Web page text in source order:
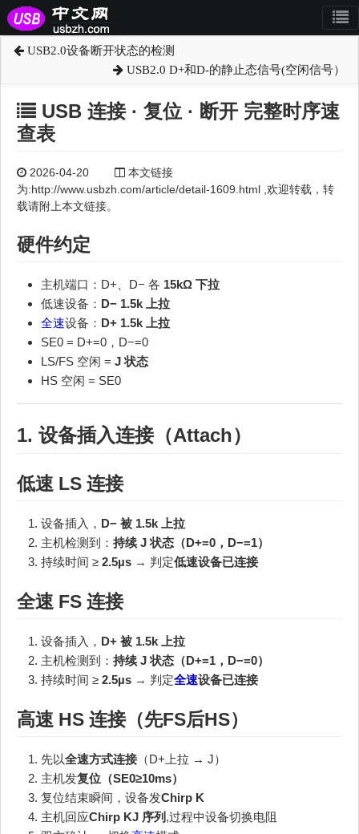
USB2.0设备断开状态的检测
USB2.0 D+和D-的静止态信号(空闲信号）
USB 连接 · 复位 · 断开 完整时序速
查表
2026-04-20
本文链接
为:http://www.usbzh.com/article/detail-1609.html ,欢迎转载，转
载请附上本文链接。
硬件约定
主机端口：D+、D− 各 15kΩ 下拉
低速设备： D− 1.5k 上拉
全速设备： D+ 1.5k 上拉
SE0 = D+=0，D−=0
LS/FS 空闲 = J 状态
HS 空闲 = SE0
1. 设备插入连接（Attach）
低速 LS 连接
设备插入， D− 被 1.5k 上拉
主机检测到： 持续 J 状态（D+=0，D−=1）
持续时间 ≥ 2.5µs → 判定低速设备已连接
全速 FS 连接
设备插入， D+ 被 1.5k 上拉
主机检测到： 持续 J 状态（D+=1，D−=0）
持续时间 ≥ 2.5µs → 判定全速设备已连接
高速HS 连接（先FS后HS）
先以全速方式连接 （D+上拉 → J）
主机发复位（SE0≥10ms）
复位结束瞬间，设备发Chirp K
主机回应Chirp KJ 序列 ,过程中设备切换电阻